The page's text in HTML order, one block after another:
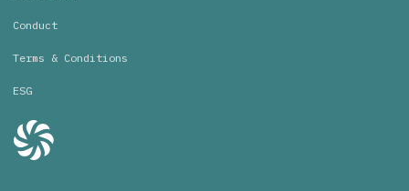
Conduct
Terms & Conditions
ESG